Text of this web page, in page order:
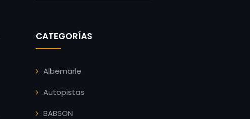
CATEGORÍAS
Albemarle
Autopistas
BABSON